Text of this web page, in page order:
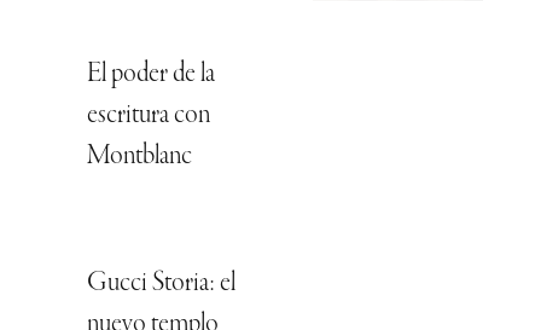
El poder de la
escritura con
Montblanc
Gucci Storia: el